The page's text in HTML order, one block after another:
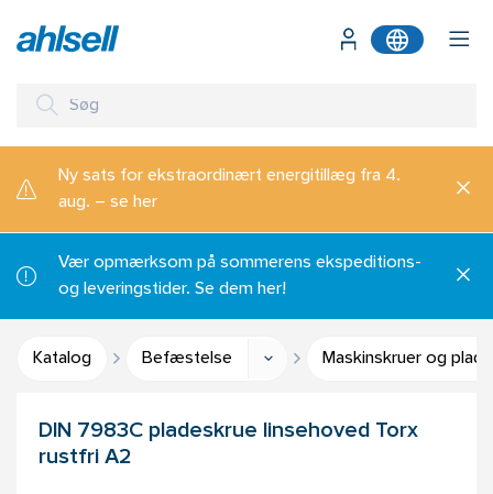
Ny sats for ekstraordinært energitillæg fra 4.
aug. – se her
Vær opmærksom på sommerens ekspeditions-
og leveringstider. Se dem her!
Katalog Befæstelse Maskinskruer og
DIN 7983C pladeskrue linsehoved Torx
rustfri A2